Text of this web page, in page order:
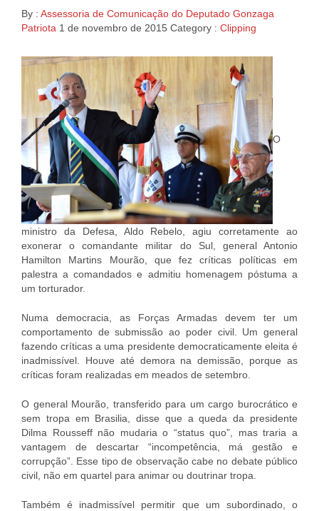
By : Assessoria de Comunicação do Deputado Gonzaga
Patriota 1 de novembro de 2015 Category : Clipping
O
ministro da Defesa, Aldo Rebelo, agiu corretamente ao
exonerar o comandante militar do Sul, general Antonio
Hamilton Martins Mourão, que fez críticas políticas em
palestra a comandados e admitiu homenagem póstuma a
um torturador.
Numa democracia, as Forças Armadas devem ter um
comportamento de submissão ao poder civil. Um general
fazendo críticas a uma presidente democraticamente eleita é
inadmissível. Houve até demora na demissão, porque as
críticas foram realizadas em meados de setembro.
O general Mourão, transferido para um cargo burocrático e
sem tropa em Brasilia, disse que a queda da presidente
Dilma Rousseff não mudaria o “status quo”, mas traria a
vantagem de descartar “incompetência, má gestão e
corrupção”. Esse tipo de observação cabe no debate público
civil, não em quartel para animar ou doutrinar tropa.
Também é inadmissível permitir que um subordinado, o